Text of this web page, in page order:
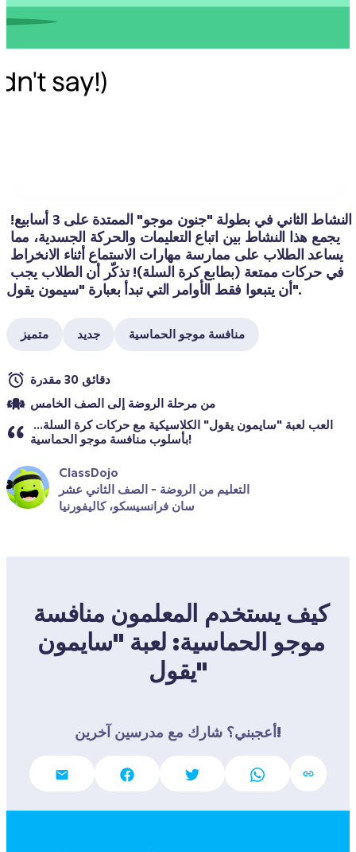
أن يتبعوا فقط الأوامر التي تبدأ بعبارة "سيمون يقول".
متميز جديد منافسة موجو الحماسية
دقائق 30 مقدرة
من مرحلة الروضة إلى الصف الخامس
بأسلوب منافسة موجو الحماسية!
ClassDojo
التعليم من الروضة - الصف الثاني عشر
سان فرانسيسكو، كاليفورنيا
يقول"
أعجبني؟ شارك مع مدرسين آخرين!